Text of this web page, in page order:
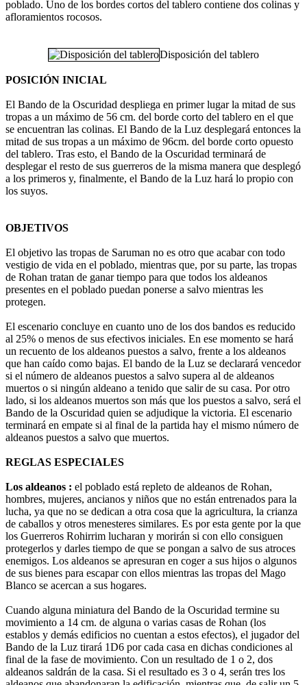
poblado. Uno de los bordes cortos del tablero contiene dos colinas y
afloramientos rocosos.
Disposición del tablero
POSICIÓN INICIAL
El Bando de la Oscuridad despliega en primer lugar la mitad de sus
tropas a un máximo de 56 cm. del borde corto del tablero en el que
se encuentran las colinas. El Bando de la Luz desplegará entonces la
mitad de sus tropas a un máximo de 96cm. del borde corto opuesto
del tablero. Tras esto, el Bando de la Oscuridad terminará de
desplegar el resto de sus guerreros de la misma manera que desplegó
a los primeros y, finalmente, el Bando de la Luz hará lo propio con
los suyos.
OBJETIVOS
El objetivo las tropas de Saruman no es otro que acabar con todo
vestigio de vida en el poblado, mientras que, por su parte, las tropas
de Rohan tratan de ganar tiempo para que todos los aldeanos
presentes en el poblado puedan ponerse a salvo mientras les
protegen.
El escenario concluye en cuanto uno de los dos bandos es reducido
al 25% o menos de sus efectivos iniciales. En ese momento se hará
un recuento de los aldeanos puestos a salvo, frente a los aldeanos
que han caído como bajas. El bando de la Luz se declarará vencedor
si el número de aldeanos puestos a salvo supera al de aldeanos
muertos o si ningún aldeano a tenido que salir de su casa. Por otro
lado, si los aldeanos muertos son más que los puestos a salvo, será el
Bando de la Oscuridad quien se adjudique la victoria. El escenario
terminará en empate si al final de la partida hay el mismo número de
aldeanos puestos a salvo que muertos.
REGLAS ESPECIALES
Los aldeanos : el poblado está repleto de aldeanos de Rohan,
hombres, mujeres, ancianos y niños que no están entrenados para la
lucha, ya que no se dedican a otra cosa que la agricultura, la crianza
de caballos y otros menesteres similares. Es por esta gente por la que
los Guerreros Rohirrim lucharan y morirán si con ello consiguen
protegerlos y darles tiempo de que se pongan a salvo de sus atroces
enemigos. Los aldeanos se apresuran en coger a sus hijos o algunos
de sus bienes para escapar con ellos mientras las tropas del Mago
Blanco se acercan a sus hogares.
Cuando alguna miniatura del Bando de la Oscuridad termine su
movimiento a 14 cm. de alguna o varias casas de Rohan (los
establos y demás edificios no cuentan a estos efectos), el jugador del
Bando de la Luz tirará 1D6 por cada casa en dichas condiciones al
final de la fase de movimiento. Con un resultado de 1 o 2, dos
aldeanos saldrán de la casa. Si el resultado es 3 o 4, serán tres los